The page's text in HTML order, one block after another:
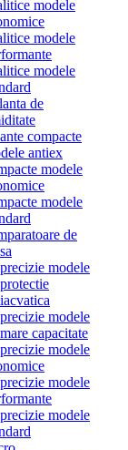
modele
modele
modele
de
compacte
antiex
modele
modele
de
modele
modele
capacitate
modele
modele
modele